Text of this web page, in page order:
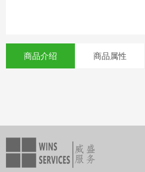
商品介绍 商品属性